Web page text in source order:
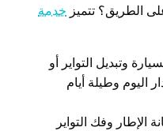
الطريق؟ تتميز خدمة
وتبديل التواير أو
اليوم وطيلة أيام
الإطار وفك التواير